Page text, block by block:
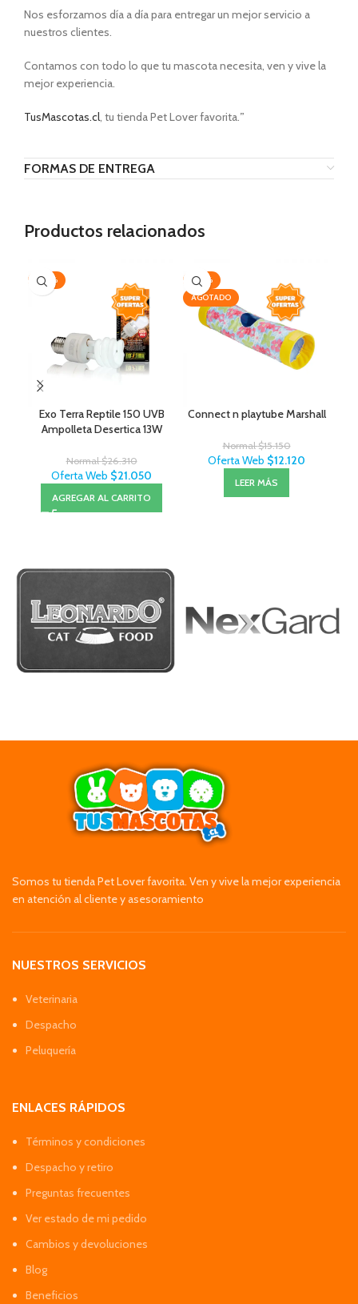
Nos esforzamos día a día para entregar un mejor servicio a
nuestros clientes.
Contamos con todo lo que tu mascota necesita, ven y vive la
mejor experiencia.
TusMascotas.cl, tu tienda Pet Lover favorita.”
FORMAS DE ENTREGA
Productos relacionados
-20%
Exo Terra Reptile 150 UVB
Ampolleta Desertica 13W
Normal$26.310
Oferta Web $21.050
AGREGAR AL CARRITO
-20%
AGOTADO
Connect n playtube Marshall
Normal$15.150
Oferta Web $12.120
LEER MÁS
Somos tu tienda Pet Lover favorita. Ven y vive la mejor experiencia
en atención al cliente y asesoramiento
NUESTROS SERVICIOS
Veterinaria
Despacho
Peluquería
ENLACES RÁPIDOS
Términos y condiciones
Despacho y retiro
Preguntas frecuentes
Ver estado de mi pedido
Cambios y devoluciones
Blog
Beneficios